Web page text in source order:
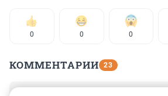
0 0 0
КОММЕНТАРИИ 23